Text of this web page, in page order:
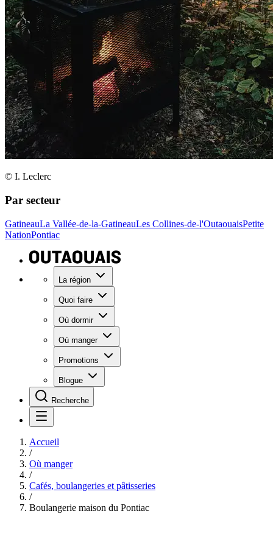
© I. Leclerc
Par secteur
GatineauLa Vallée-de-la-GatineauLes Collines-de-l'OutaouaisPetite
NationPontiac
La région
Quoi faire
Où dormir
Où manger
Promotions
Blogue
Recherche
Accueil
/
Où manger
/
Cafés, boulangeries et pâtisseries
/
Boulangerie maison du Pontiac